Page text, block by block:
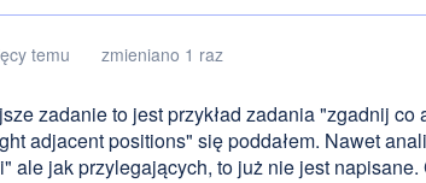
temu zmieniano 1 raz
zadanie to jest przykład zadania "zgadnij
adjacent positions" się poddałem. Nawet
ale jak przylegających, to już nie jest